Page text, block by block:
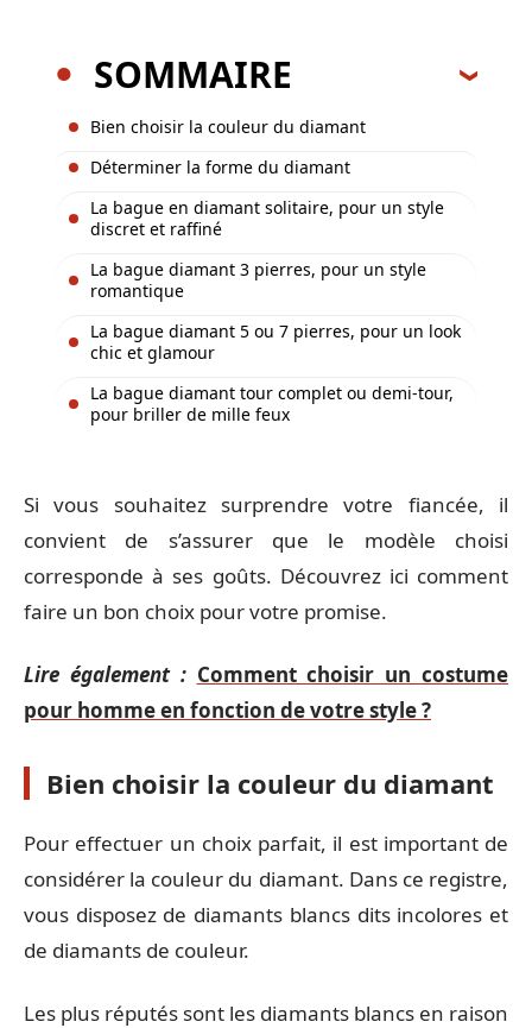
SOMMAIRE
Bien choisir la couleur du diamant
Déterminer la forme du diamant
La bague en diamant solitaire, pour un style
discret et raffiné
La bague diamant 3 pierres, pour un style
romantique
La bague diamant 5 ou 7 pierres, pour un look
chic et glamour
La bague diamant tour complet ou demi-tour,
pour briller de mille feux
Si vous souhaitez surprendre votre fiancée, il
convient de s’assurer que le modèle choisi
corresponde à ses goûts. Découvrez ici comment
faire un bon choix pour votre promise.
Lire également : Comment choisir un costume
pour homme en fonction de votre style ?
Bien choisir la couleur du diamant
Pour effectuer un choix parfait, il est important de
considérer la couleur du diamant. Dans ce registre,
vous disposez de diamants blancs dits incolores et
de diamants de couleur.
Les plus réputés sont les diamants blancs en raison